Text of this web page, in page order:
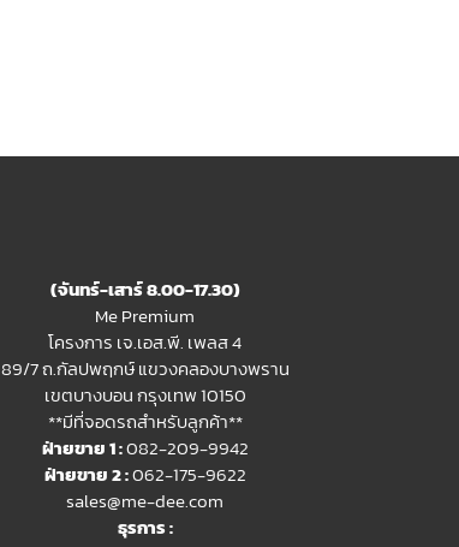
(จันทร์-เสาร์ 8.00-17.30)
Me Premium
โครงการ เจ.เอส.พี. เพลส 4
89/7 ถ.กัลปพฤกษ์ แขวงคลองบางพราน
เขตบางบอน กรุงเทพ 10150
**มีที่จอดรถสำหรับลูกค้า**
ฝ่ายขาย 1 :082-209-9942
ฝ่ายขาย 2 :062-175-9622
sales@me-dee.com
ธุรการ :